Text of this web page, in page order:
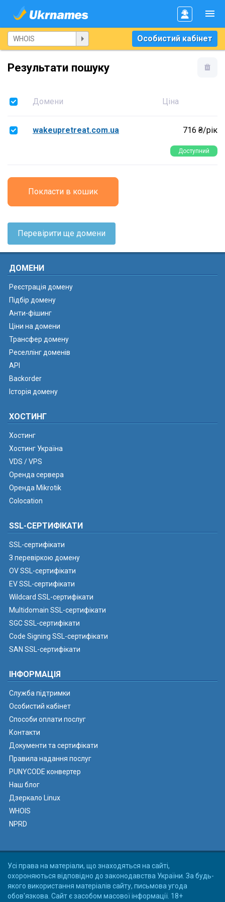
Особистий кабінет
Результати пошуку
Домени Ціна
wakeupretreat.com.ua 716 ₴/рік
Доступний
Покласти в кошик
Перевірити ще домени
ДОМЕНИ
Реєстрація домену
Підбір домену
Анти-фішинг
Ціни на домени
Трансфер домену
Реселлінг доменів
API
Backorder
Історія домену
ХОСТИНГ
Хостинг
Хостинг Україна
VDS / VPS
Оренда сервера
Оренда Mikrotik
Colocation
SSL-СЕРТИФІКАТИ
SSL-сертифікати
З перевіркою домену
OV SSL-сертифікати
EV SSL-сертифікати
Wildcard SSL-сертифікати
Multidomain SSL-сертифікати
SGC SSL-сертифікати
Code Signing SSL-сертифікати
SAN SSL-сертифікати
ІНФОРМАЦІЯ
Служба підтримки
Особистий кабінет
Способи оплати послуг
Контакти
Документи та сертифікати
Правила надання послуг
PUNYCODE конвертер
Наш блог
Дзеркало Linux
WHOIS
NPRD
Усі права на матеріали, що знаходяться на сайті,
охороняються відповідно до законодавства України. За будь-
якого використання матеріалів сайту, письмова угода
обов'язкова. Сайт є засобом масової інформації. 18+